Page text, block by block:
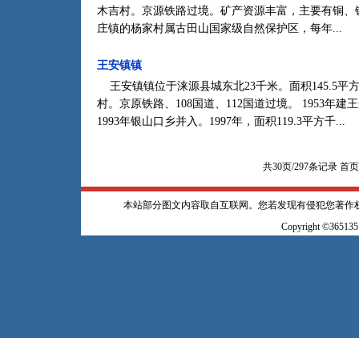
木吉村。京源铁路过境。矿产资源丰富，主要有铜
庄镇的杨家村属古田山国家级自然保护区，每年...
王安镇镇
王安镇镇位于涞源县城东北23千米。面积145.5平
村。京原铁路、108国道、112国道过境。 1953年建
1993年银山口乡并入。1997年，面积119.3平方千...
共30页/297条记录 首页
本站部分图文内容取自互联网。您若发现有侵犯您著
Copyright